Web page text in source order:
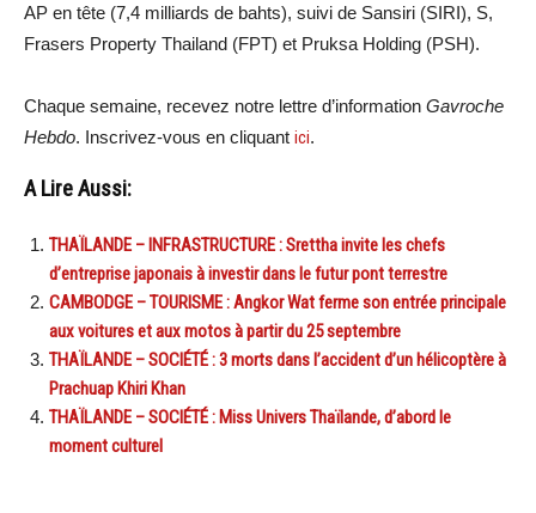
AP en tête (7,4 milliards de bahts), suivi de Sansiri (SIRI), S,
Frasers Property Thailand (FPT) et Pruksa Holding (PSH).
Chaque semaine, recevez notre lettre d’information Gavroche
Hebdo. Inscrivez-vous en cliquant ici.
A Lire Aussi:
THAÏLANDE – INFRASTRUCTURE : Srettha invite les chefs
d’entreprise japonais à investir dans le futur pont terrestre
CAMBODGE – TOURISME : Angkor Wat ferme son entrée principale
aux voitures et aux motos à partir du 25 septembre
THAÏLANDE – SOCIÉTÉ : 3 morts dans l’accident d’un hélicoptère à
Prachuap Khiri Khan
THAÏLANDE – SOCIÉTÉ : Miss Univers Thaïlande, d’abord le
moment culturel